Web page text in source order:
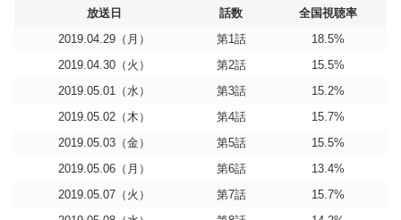
放送日 話数
全国視聴率
2019.04.29（月）
第1話
18.5%
2019.04.30（火）
第2話
15.5%
2019.05.01（水）
第3話
15.2%
2019.05.02（木）
第4話
15.7%
2019.05.03（金）
第5話
15.5%
2019.05.06（月）
第6話
13.4%
2019.05.07（火）
第7話
15.7%